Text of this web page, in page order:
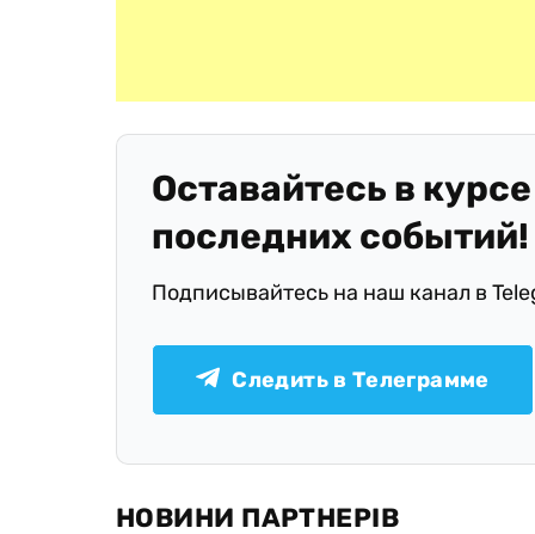
Оставайтесь в курсе
последних событий!
Подписывайтесь на наш канал в
Следить в Телеграмме